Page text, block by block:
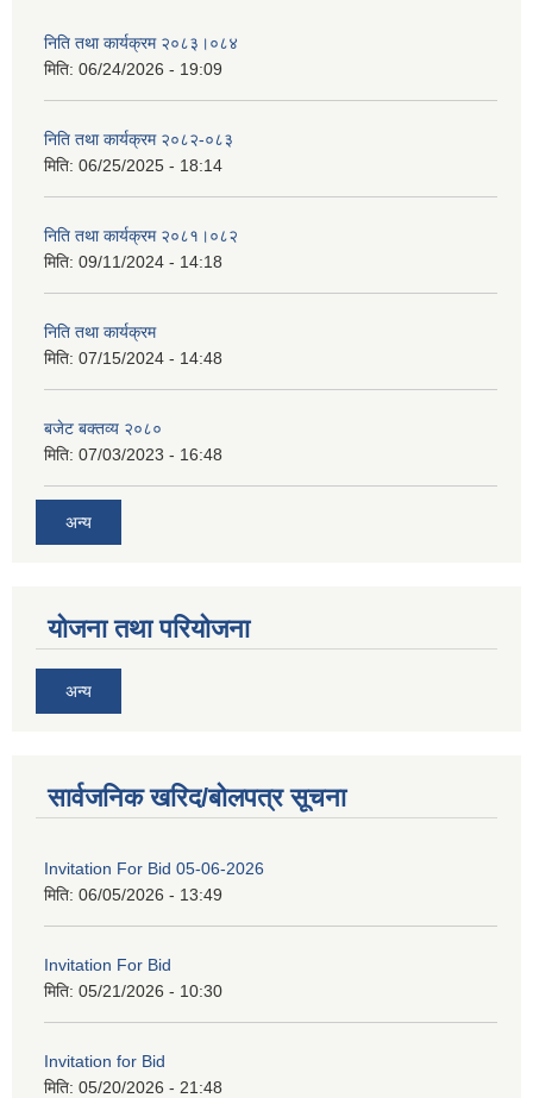
निति तथा कार्यक्रम २०८३।०८४
मिति: 06/24/2026 - 19:09
निति तथा कार्यक्रम २०८२-०८३
मिति: 06/25/2025 - 18:14
निति तथा कार्यक्रम २०८१।०८२
मिति: 09/11/2024 - 14:18
निति तथा कार्यक्रम
मिति: 07/15/2024 - 14:48
बजेट बक्तव्य २०८०
मिति: 07/03/2023 - 16:48
अन्य
योजना तथा परियोजना
अन्य
सार्वजनिक खरिद/बोलपत्र सूचना
Invitation For Bid 05-06-2026
मिति: 06/05/2026 - 13:49
Invitation For Bid
मिति: 05/21/2026 - 10:30
Invitation for Bid
मिति: 05/20/2026 - 21:48